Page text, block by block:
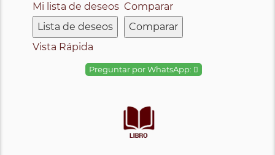
Mi lista de deseos
Lista de deseos
Comparar
Comparar
Vista Rápida
Preguntar por WhatsApp: